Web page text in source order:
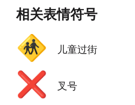
相关表情符号
🚸 儿童过街
❌ 叉号